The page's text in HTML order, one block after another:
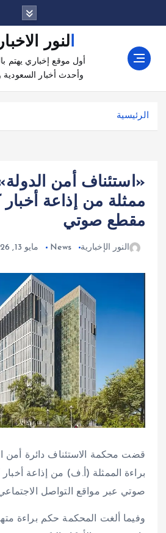
ز
النور
أول موقع إخباري يهتم
وأحدث أخبار السعودية
الرئيسية
«استئناف أمن
ممثلة من إذاعة أخبار
مقطع صوتي
النور الإخبارية News مايو 13, 2026
قضت محكمة الاستئناف دائرة أمن
براءة الممثلة (أ.ف) من إذاعة
صوتي عبر مواقع التواصل
وفيما ألغت المحكمة حكم براءة